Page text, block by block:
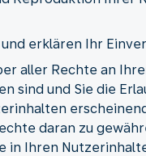
erklären Ihr
aller Rechte an
sind und Sie die
daran zu
in Ihren